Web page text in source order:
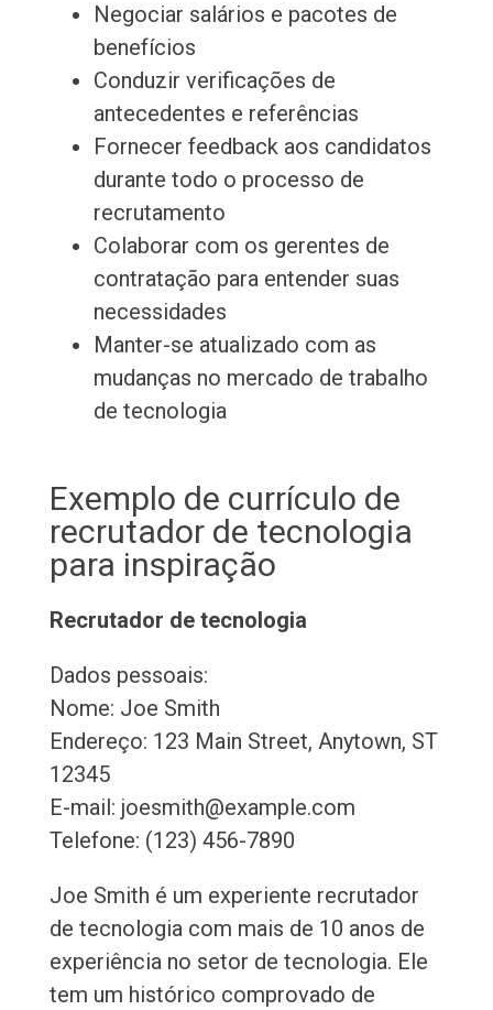
Negociar salários e pacotes de
benefícios
Conduzir verificações de
antecedentes e referências
Fornecer feedback aos candidatos
durante todo o processo de
recrutamento
Colaborar com os gerentes de
contratação para entender suas
necessidades
Manter-se atualizado com as
mudanças no mercado de trabalho
de tecnologia
Exemplo de currículo de
recrutador de tecnologia
para inspiração
Recrutador de tecnologia
Dados pessoais:
Nome: Joe Smith
Endereço: 123 Main Street, Anytown, ST
12345
E-mail: joesmith@example.com
Telefone: (123) 456-7890
Joe Smith é um experiente recrutador
de tecnologia com mais de 10 anos de
experiência no setor de tecnologia. Ele
tem um histórico comprovado de